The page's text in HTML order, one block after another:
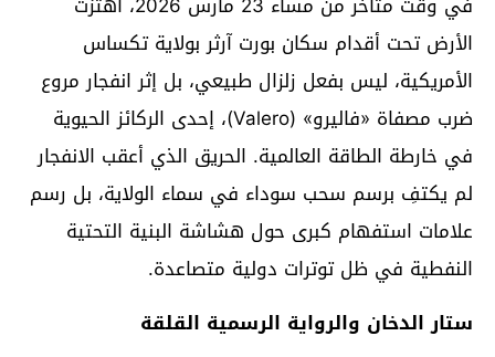
الأرض تحت أقدام سكان بورت آرثر بولاية تكساس
الأمريكية، ليس بفعل زلزال طبيعي، بل إثر انفجار مروع
ضرب مصفاة «فاليرو» (Valero)، إحدى الركائز الحيوية
في خارطة الطاقة العالمية. الحريق الذي أعقب الانفجار
لم يكتفِ برسم سحب سوداء في سماء الولاية، بل رسم
علامات استفهام كبرى حول هشاشة البنية التحتية
النفطية في ظل توترات دولية متصاعدة.
ستار الدخان والرواية الرسمية القلقة